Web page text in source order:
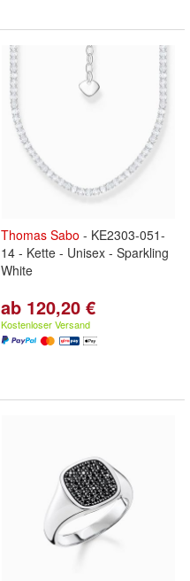
Thomas Sabo - KE2303-051-
14 - Kette - Unisex - Sparkling
White
ab 120,20 €
Kostenloser Versand